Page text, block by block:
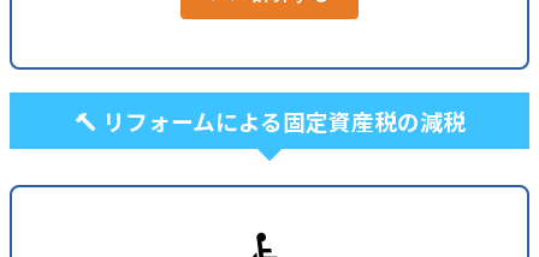
🔨 リフォームによる固定資産税の減税